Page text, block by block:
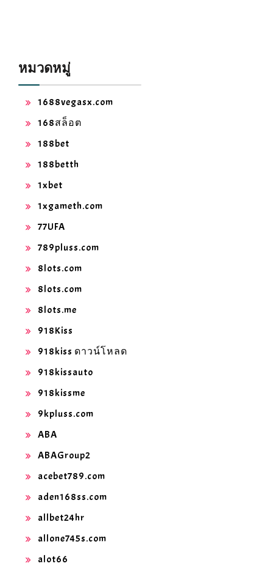
หมวดหมู่
1688vegasx.com
168สล็อต
188bet
188betth
1xbet
1xgameth.com
77UFA
789pluss.com
8lots.com
8lots.com
8lots.me
918Kiss
918kiss ดาวน์โหลด
918kissauto
918kissme
9kpluss.com
ABA
ABAGroup2
acebet789.com
aden168ss.com
allbet24hr
allone745s.com
alot66